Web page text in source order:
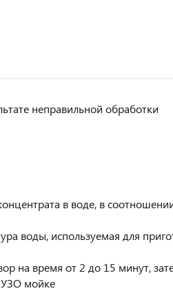
неправильной обработки
в воде, в
воды, используемая для
на время от 2 до 15 минут,
УЗО мойке